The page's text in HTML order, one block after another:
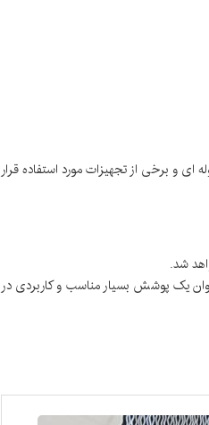
پوشش عایق های لوله ای و برخی از تجهیزات مورد استفاده قرار
شد.
عایق کاری بر روی سطوح صاف، تجهیزات، تانک ها، برج ها و مخازن استوانه ای با قطر بیرونی بیشتر از ۲٫۵ متر، به عنوان یک پوشش بسیار مناسب و کاربردی در